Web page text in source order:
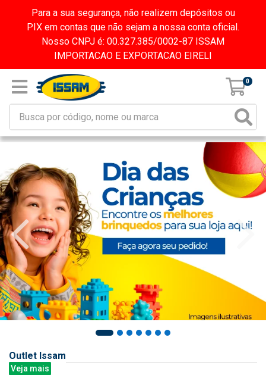
Para a sua segurança, não realizem depósitos ou
PIX em contas que não sejam a nossa conta oficial.
Nosso CNPJ é: 00.327.385/0002-87 ISSAM
IMPORTACAO E EXPORTACAO EIRELI
0
Outlet Issam
Veja mais